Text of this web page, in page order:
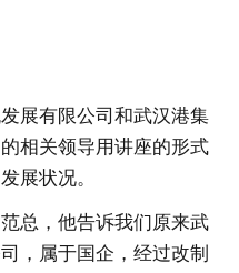
展有限公司和武汉港集
相关领导用讲座的形式
展状况。
总，他告诉我们原来武
，属于国企，经过改制